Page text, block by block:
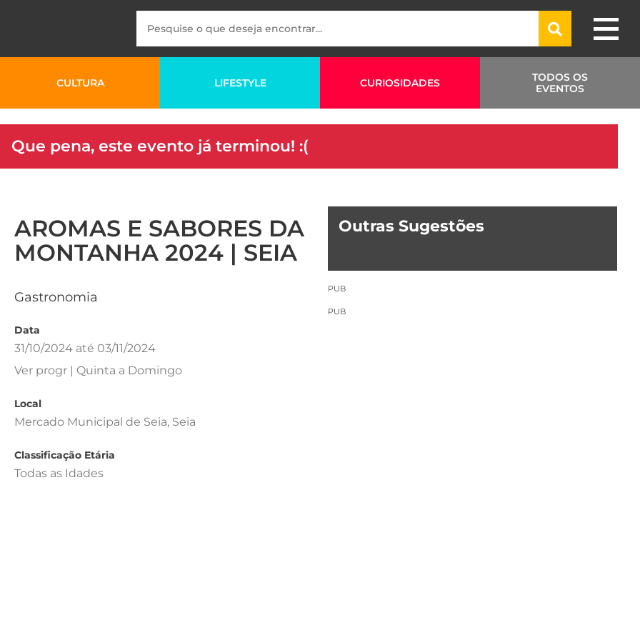
CULTURA LIFESTYLE CURIOSIDADES
TODOS OS
EVENTOS
Que pena, este evento já terminou! :(
AROMAS E SABORES DA
MONTANHA 2024 | SEIA
Gastronomia
Data
31/10/2024 até 03/11/2024
Ver progr | Quinta a Domingo
Local
Mercado Municipal de Seia, Seia
Classificação Etária
Todas as Idades
Outras Sugestões
PUB
PUB